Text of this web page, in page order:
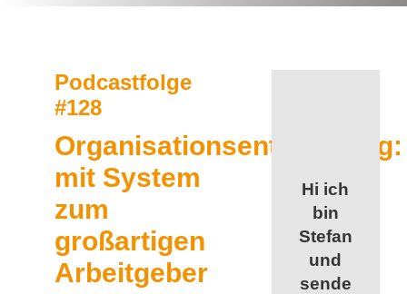
Podcastfolge
#128
Organisationsentwicklung:
mit System
zum
großartigen
Arbeitgeber
Hi ich
bin
Stefan
und
sende